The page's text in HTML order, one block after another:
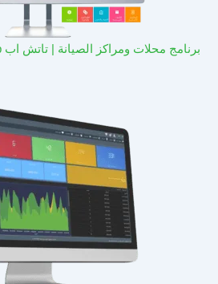
برنامج محلات ومراكز الصيانة | تاتش اب TouchUp